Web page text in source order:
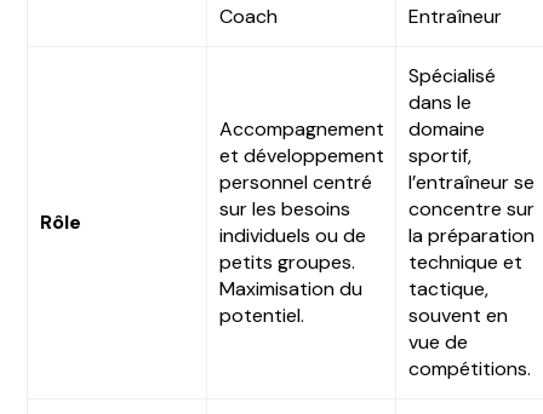
Coach Entraîneur
Rôle
Accompagnement
et développement
personnel centré
sur les besoins
individuels ou de
petits groupes.
Maximisation du
potentiel.
Spécialisé
dans le
domaine
sportif,
l’entraîneur se
concentre sur
la préparation
technique et
tactique,
souvent en
vue de
compétitions.